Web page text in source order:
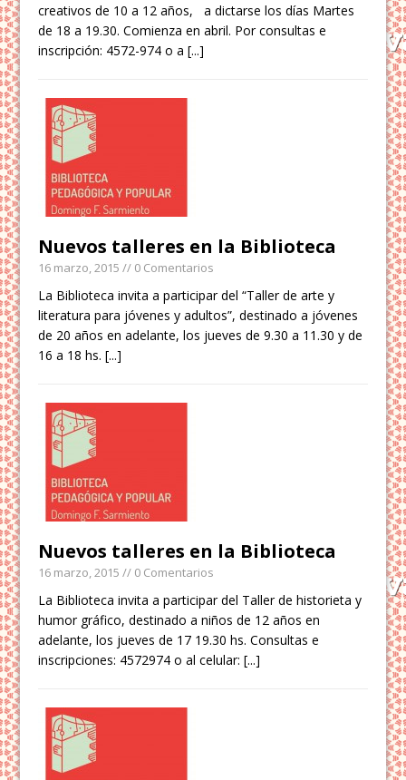
creativos de 10 a 12 años, a dictarse los días Martes
de 18 a 19.30. Comienza en abril. Por consultas e
inscripción: 4572-974 o a[...]
Nuevos talleres en la Biblioteca
16 marzo, 2015 // 0 Comentarios
La Biblioteca invita a participar del “Taller de arte y
literatura para jóvenes y adultos”, destinado a jóvenes
de 20 años en adelante, los jueves de 9.30 a 11.30 y de
16 a 18 hs.[...]
Nuevos talleres en la Biblioteca
16 marzo, 2015 // 0 Comentarios
La Biblioteca invita a participar del Taller de historieta y
humor gráfico, destinado a niños de 12 años en
adelante, los jueves de 17 19.30 hs. Consultas e
inscripciones: 4572974 o al celular:[...]